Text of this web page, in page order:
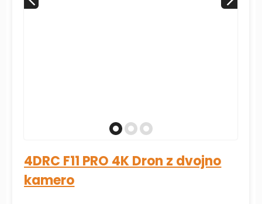
4DRC F11 PRO 4K Dron z dvojno
kamero